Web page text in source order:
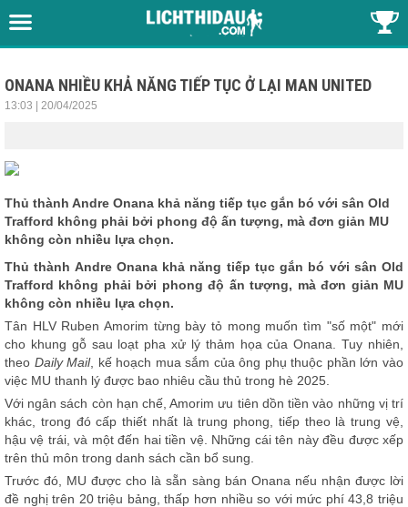
ONANA NHIỀU KHẢ NĂNG TIẾP TỤC Ở LẠI MAN UNITED
13:03 | 20/04/2025
Thủ thành Andre Onana khả năng tiếp tục gắn bó với sân Old
Trafford không phải bởi phong độ ấn tượng, mà đơn giản MU
không còn nhiều lựa chọn.
Thủ thành Andre Onana khả năng tiếp tục gắn bó với sân Old
Trafford không phải bởi phong độ ấn tượng, mà đơn giản MU
không còn nhiều lựa chọn.
Tân HLV Ruben Amorim từng bày tỏ mong muốn tìm "số một" mới
cho khung gỗ sau loạt pha xử lý thảm họa của Onana. Tuy nhiên,
theo Daily Mail, kế hoạch mua sắm của ông phụ thuộc phần lớn vào
việc MU thanh lý được bao nhiêu cầu thủ trong hè 2025.
Với ngân sách còn hạn chế, Amorim ưu tiên dồn tiền vào những vị trí
khác, trong đó cấp thiết nhất là trung phong, tiếp theo là trung vệ,
hậu vệ trái, và một đến hai tiền vệ. Những cái tên này đều được xếp
trên thủ môn trong danh sách cần bổ sung.
Trước đó, MU được cho là sẵn sàng bán Onana nếu nhận được lời
đề nghị trên 20 triệu bảng, thấp hơn nhiều so với mức phí 43,8 triệu